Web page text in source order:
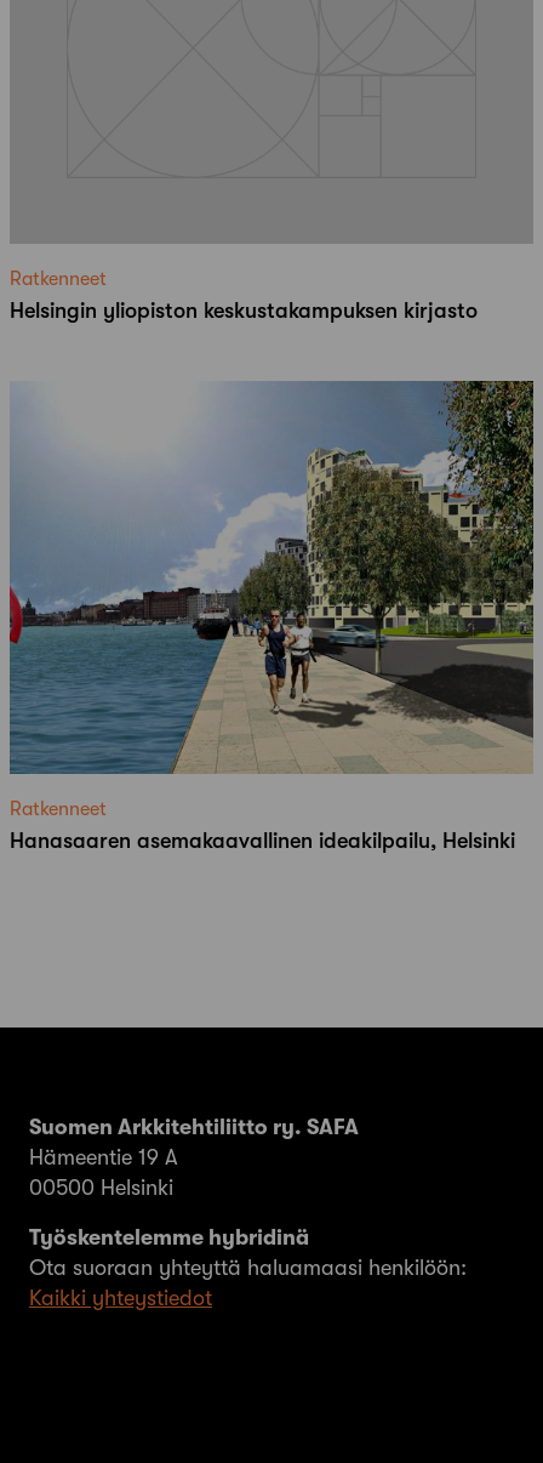
Ratkenneet
Helsingin yliopiston keskustakampuksen kirjasto
Ratkenneet
Hanasaaren asemakaavallinen ideakilpailu, Helsinki
Suomen Arkkitehtiliitto ry. SAFA
Hämeentie 19 A
00500 Helsinki
Työskentelemme hybridinä
Ota suoraan yhteyttä haluamaasi henkilöön:
Kaikki yhteystiedot